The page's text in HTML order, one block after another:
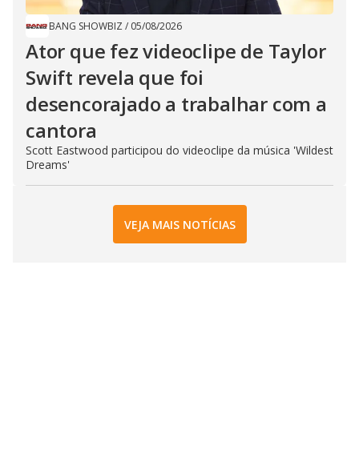
BANG SHOWBIZ / 05/08/2026
Ator que fez videoclipe de Taylor
Swift revela que foi
desencorajado a trabalhar com a
cantora
Scott Eastwood participou do videoclipe da música 'Wildest
Dreams'
VEJA MAIS NOTÍCIAS